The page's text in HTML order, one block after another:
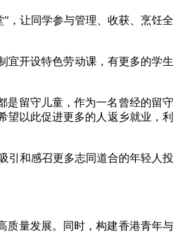
，让同学参与管理、收获、烹饪全
宜开设特色劳动课，有更多的学生
留守儿童，作为一名曾经的留守
望以此促进更多的人返乡就业，利
和感召更多志同道合的年轻人投
量发展。同时，构建香港青年与